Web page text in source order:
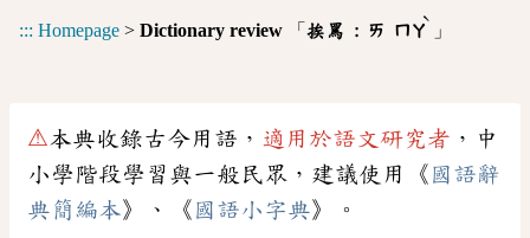
::: Homepage > Dictionary review 「 挨罵 : ㄞ ㄇㄚ
ˋ
」
⚠本典收錄古今用語， 適用於語文研究者 ，中
小學階段學習與一般民眾，建議使用《 國語辭
典簡編本》、《 國語小字典》。